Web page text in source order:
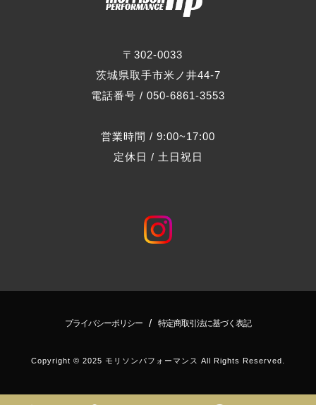
〒302-0033
茨城県取手市米ノ井44-7
電話番号 / 050-6861-3553
営業時間 / 9:00~17:00
定休日 / 土日祝日
プライバシーポリシー / 特定商取引法に基づく表記
Copyright © 2025 モリソンパフォーマンス All Rights Reserved.